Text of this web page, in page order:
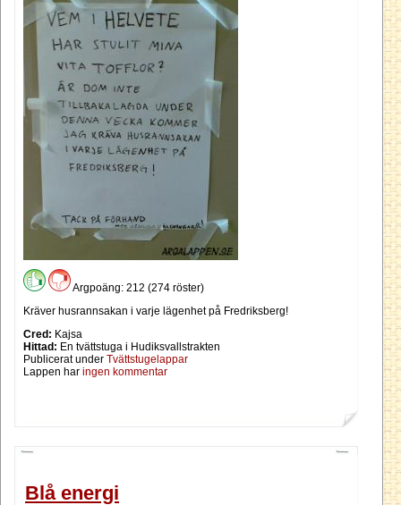
Argpoäng: 212 (274 röster)
Kräver husrannsakan i varje lägenhet på Fredriksberg!
Cred: Kajsa
Hittad: En tvättstuga i Hudiksvallstrakten
Publicerat under Tvättstugelappar
Lappen har ingen kommentar
Blå energi